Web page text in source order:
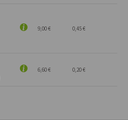
9,00 € 0,45 €
6,60 € 0,20 €